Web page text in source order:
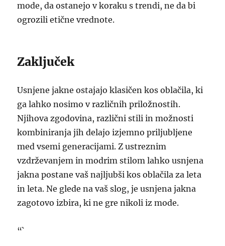
mode, da ostanejo v koraku s trendi, ne da bi
ogrozili etične vrednote.
Zaključek
Usnjene jakne ostajajo klasičen kos oblačila, ki
ga lahko nosimo v različnih priložnostih.
Njihova zgodovina, različni stili in možnosti
kombiniranja jih delajo izjemno priljubljene
med vsemi generacijami. Z ustreznim
vzdrževanjem in modrim stilom lahko usnjena
jakna postane vaš najljubši kos oblačila za leta
in leta. Ne glede na vaš slog, je usnjena jakna
zagotovo izbira, ki ne gre nikoli iz mode.
“`